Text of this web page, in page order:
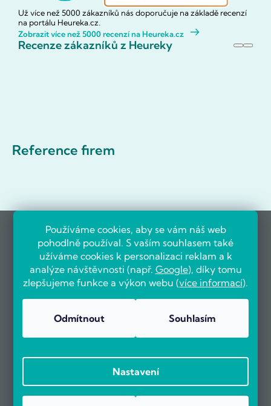
Používáme cookies, aby se vám náš web
pohodlně používal. S vaším souhlasem také
užíváme cookies k personalizaci reklam a k
analýze návštěvnosti (např. Google), díky tomu
zlepšujeme funkce a výkon webu (více informací).
Odmítnout Souhlasím
Nastavení
Už více než 5000 zákazníků nás doporučuje na základě recenzí
na portálu Heureka.cz.
Zobrazit více než 5000 recenzí na Heureka.cz
Recenze zákazníků z Heureky
Reference firem